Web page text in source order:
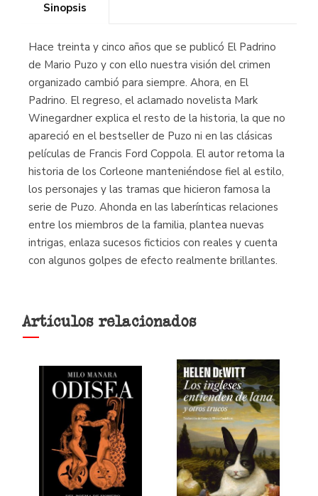
Sinopsis
Hace treinta y cinco años que se publicó El Padrino
de Mario Puzo y con ello nuestra visión del crimen
organizado cambió para siempre. Ahora, en El
Padrino. El regreso, el aclamado novelista Mark
Winegardner explica el resto de la historia, la que no
apareció en el bestseller de Puzo ni en las clásicas
películas de Francis Ford Coppola. El autor retoma la
historia de los Corleone manteniéndose fiel al estilo,
los personajes y las tramas que hicieron famosa la
serie de Puzo. Ahonda en las laberínticas relaciones
entre los miembros de la familia, plantea nuevas
intrigas, enlaza sucesos ficticios con reales y cuenta
con algunos golpes de efecto realmente brillantes.
Artículos relacionados